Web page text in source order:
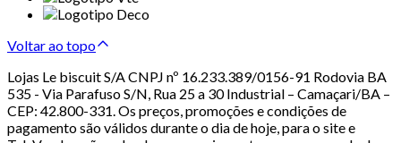
Voltar ao topo
Lojas Le biscuit S/A CNPJ nº 16.233.389/0156-91 Rodovia BA
535 - Via Parafuso S/N, Rua 25 a 30 Industrial – Camaçari/BA –
CEP: 42.800-331. Os preços, promoções e condições de
pagamento são válidos durante o dia de hoje, para o site e